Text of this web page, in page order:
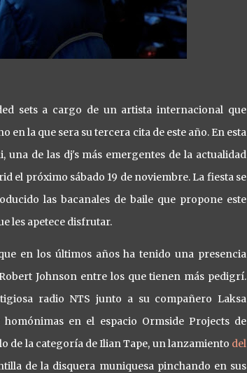
sets a cargo de un artista internacional que
la que sera su tercera cita de este año. En esta
una de las dj's más emergentes de la actualidad
el próximo sábado 19 de noviembre. La fiesta se
las bacanales de baile que propone este
les apetece disfrutar.
en los últimos años ha tenido una presencia
Johnson entre los que tienen más pedigrí.
radio NTS junto a su compañero Laksa
en el espacio Ormside Projects de
de la categoría de Ilian Tape, un lanzamiento del
de la disquera muniquesa pinchando en sus